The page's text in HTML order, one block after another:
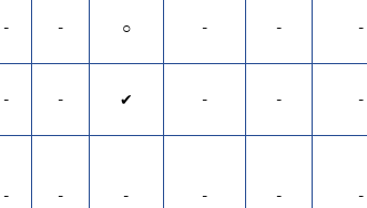
- - ○ - - -
- - ✔ - - -
- - - - - -